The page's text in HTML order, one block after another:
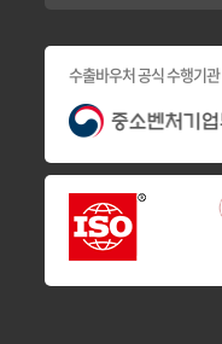
수출바우처 공식 수행기관